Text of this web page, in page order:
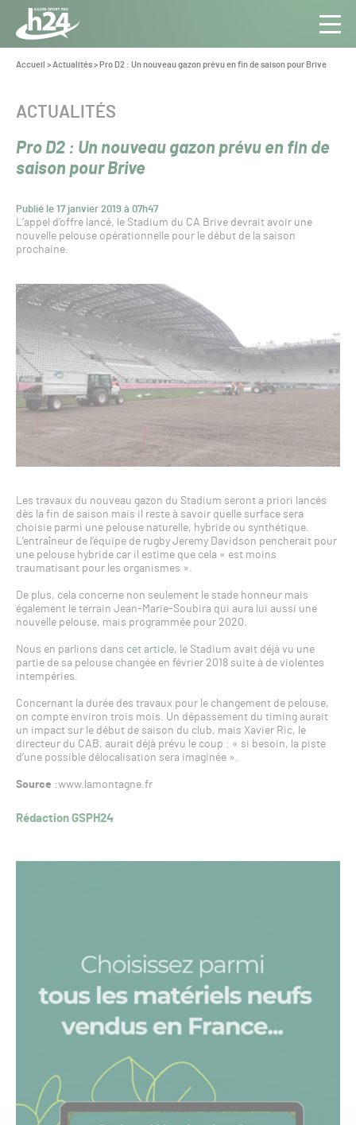
Panneau de gestion des cookies
Aller au contenu
Toute
l’info
Pro
Vous
Accueil >Actualités> Pro D2 : Un nouveau gazon prévu en fin de saison pour Brive
Pro D2 : Un nouveau gazon prévu en fin de
saison pour Brive
Publié le 17 janvier 2019 à 07h47
CATÉGORIE :
ACTUALITÉS
L’appel d’offre lancé, le Stadium du CA Brive devrait avoir une
nouvelle pelouse opérationnelle pour le début de la saison
prochaine.
Les travaux du nouveau gazon du Stadium seront a priori lancés
dès la fin de saison mais il reste à savoir quelle surface sera
choisie parmi une pelouse naturelle, hybride ou synthétique.
L’entraîneur de l’équipe de rugby Jeremy Davidson pencherait pour
une pelouse hybride car il estime que cela « est moins
traumatisant pour les organismes ».
De plus, cela concerne non seulement le stade honneur mais
également le terrain Jean-Marie-Soubira qui aura lui aussi une
nouvelle pelouse, mais programmée pour 2020.
Nous en parlions dans cet article, le Stadium avait déjà vu une
partie de sa pelouse changée en février 2018 suite à de violentes
intempéries.
Concernant la durée des travaux pour le changement de pelouse,
on compte environ trois mois. Un dépassement du timing aurait
un impact sur le début de saison du club, mais Xavier Ric, le
directeur du CAB, aurait déjà prévu le coup : « si besoin, la piste
d’une possible délocalisation sera imaginée ».
Source :www.lamontagne.fr
Rédaction GSPH24